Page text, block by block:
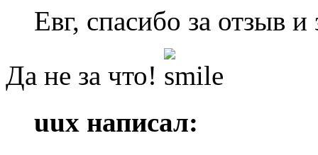
Евг, спасибо за отзыв и
Да не за что!
uux написал: